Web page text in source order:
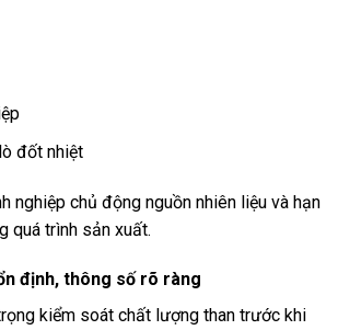
đốt nhiệt
nghiệp chủ động nguồn nhiên liệu và hạn
quá trình sản xuất.
định, thông số rõ ràng
kiểm soát chất lượng than trước khi